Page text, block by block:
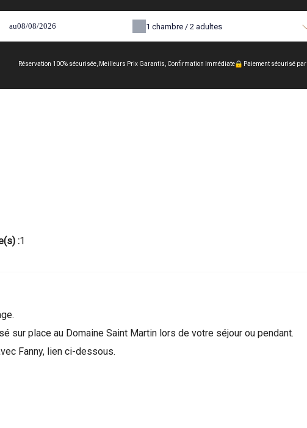
au 1 chambre / 2 adultes
Réservation 100% sécurisée, Meilleurs Prix Garantis, Confirmation Immédiate Paiement sécurisé par
:1
sur place au Domaine Saint Martin lors de votre séjour ou pendant.
Fanny, lien ci-dessous.